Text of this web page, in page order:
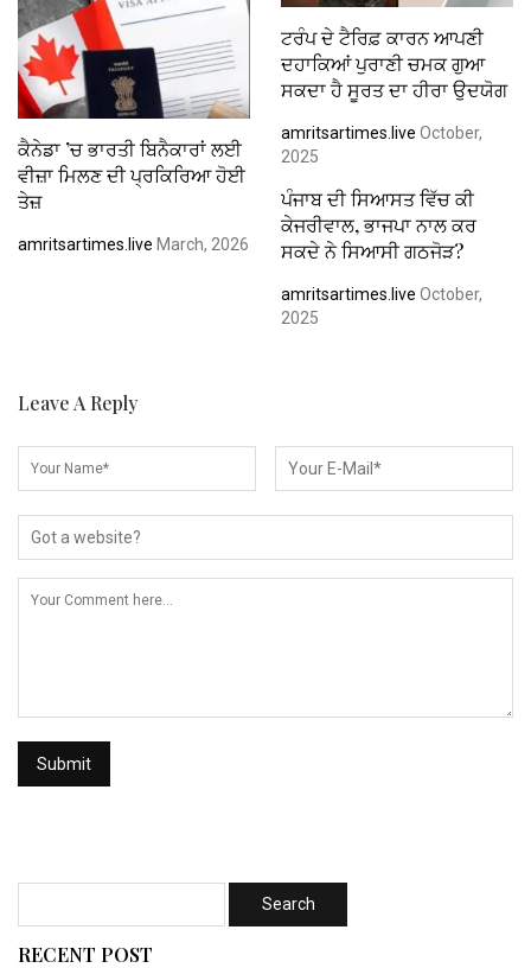
ਟਰੰਪ ਦੇ ਟੈਰਿਫ਼ ਕਾਰਨ ਆਪਣੀ
ਦਹਾਕਿਆਂ ਪੁਰਾਣੀ ਚਮਕ ਗੁਆ
ਸਕਦਾ ਹੈ ਸੂਰਤ ਦਾ ਹੀਰਾ ਉਦਯੋਗ
amritsartimes.live October,
2025
ਕੈਨੇਡਾ ’ਚ ਭਾਰਤੀ ਬਿਨੈਕਾਰਾਂ ਲਈ
ਵੀਜ਼ਾ ਮਿਲਣ ਦੀ ਪ੍ਰਕਿਰਿਆ ਹੋਈ
ਤੇਜ਼
amritsartimes.live March, 2026
ਪੰਜਾਬ ਦੀ ਸਿਆਸਤ ਵਿੱਚ ਕੀ
ਕੇਜਰੀਵਾਲ, ਭਾਜਪਾ ਨਾਲ ਕਰ
ਸਕਦੇ ਨੇ ਸਿਆਸੀ ਗਠਜੋੜ?
amritsartimes.live October,
2025
Leave A Reply
RECENT POST